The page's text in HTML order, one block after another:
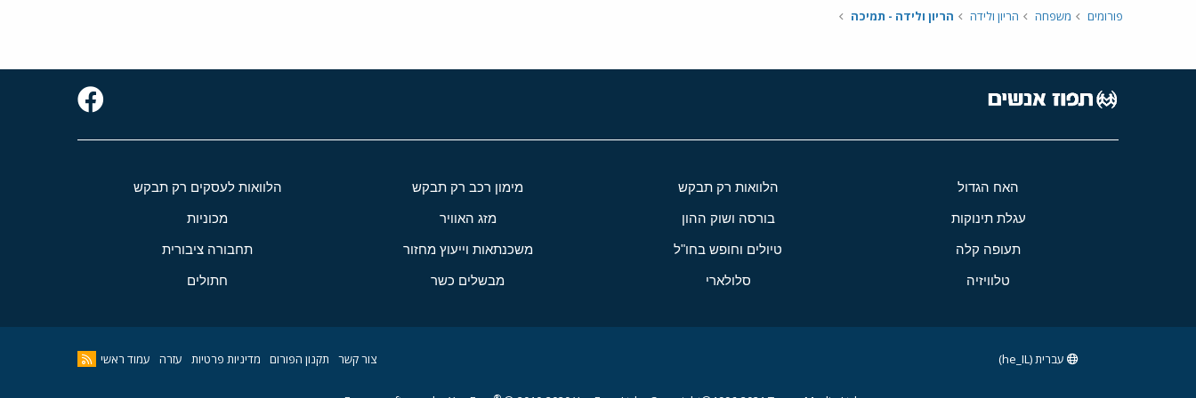
פורומים משפחה הריון ולידה הריון ולידה - תמיכה
האח הגדול הלוואות רק תבקש מימון רכב רק תבקש הלוואות לעסקים רק תבקש
עגלת תינוקות בורסה ושוק ההון מזג האוויר מכוניות
תעופה קלה טיולים וחופש בחו"ל משכנתאות וייעוץ מחזור תחבורה ציבורית
טלוויזיה סלולארי מבשלים כשר חתולים
צור קשר תקנון הפורום מדיניות פרטיות עזרה עמוד ראשי עברית (he_IL)